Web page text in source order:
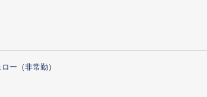
ー（非常勤）